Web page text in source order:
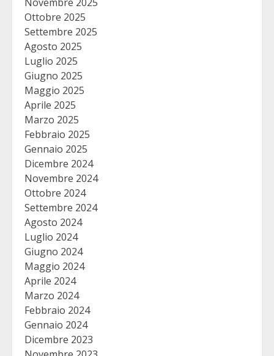
Ottobre 2025
Settembre 2025
Agosto 2025
Luglio 2025
Giugno 2025
Maggio 2025
Aprile 2025
Marzo 2025
Febbraio 2025
Gennaio 2025
Dicembre 2024
Novembre 2024
Ottobre 2024
Settembre 2024
Agosto 2024
Luglio 2024
Giugno 2024
Maggio 2024
Aprile 2024
Marzo 2024
Febbraio 2024
Gennaio 2024
Dicembre 2023